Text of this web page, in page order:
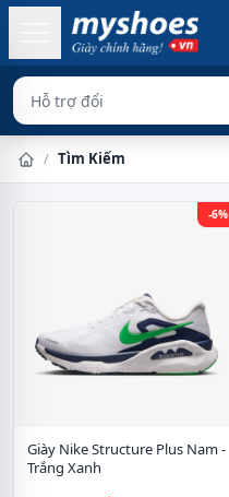
Hỗ trợ đổi hàng d
/ Tìm Kiếm
-6%
Giày Nike Structure Plus Nam -
Trắng Xanh